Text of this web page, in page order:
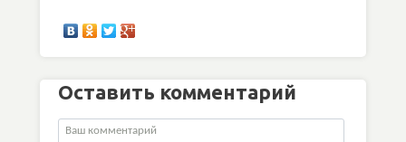
Оставить комментарий